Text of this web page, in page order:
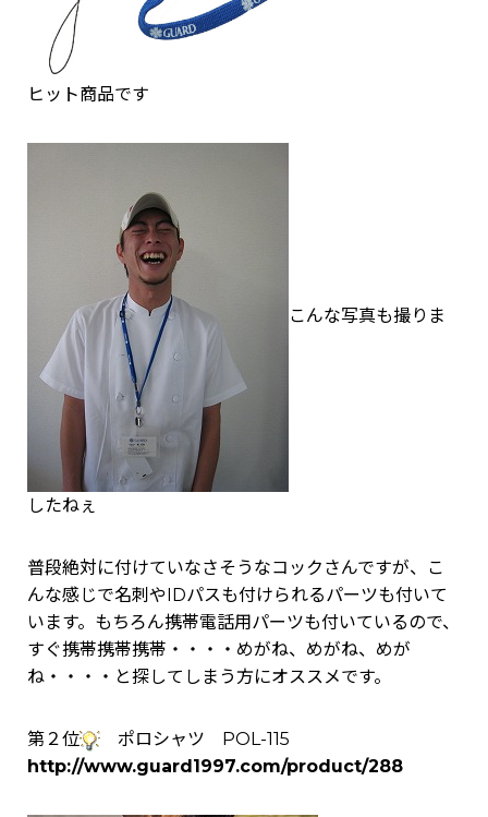
ヒット商品です
こんな写真も撮りま
したねぇ
普段絶対に付けていなさそうなコックさんですが、こ
んな感じで名刺やIDパスも付けられるパーツも付いて
います。もちろん携帯電話用パーツも付いているので、
すぐ携帯携帯携帯・・・・めがね、めがね、めが
ね・・・・と探してしまう方にオススメです。
第２位
ポロシャツ POL-115
http://www.guard1997.com/product/288